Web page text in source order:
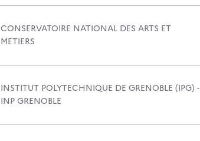
CONSERVATOIRE NATIONAL DES ARTS ET
METIERS
INSTITUT POLYTECHNIQUE DE GRENOBLE (IPG) -
INP GRENOBLE